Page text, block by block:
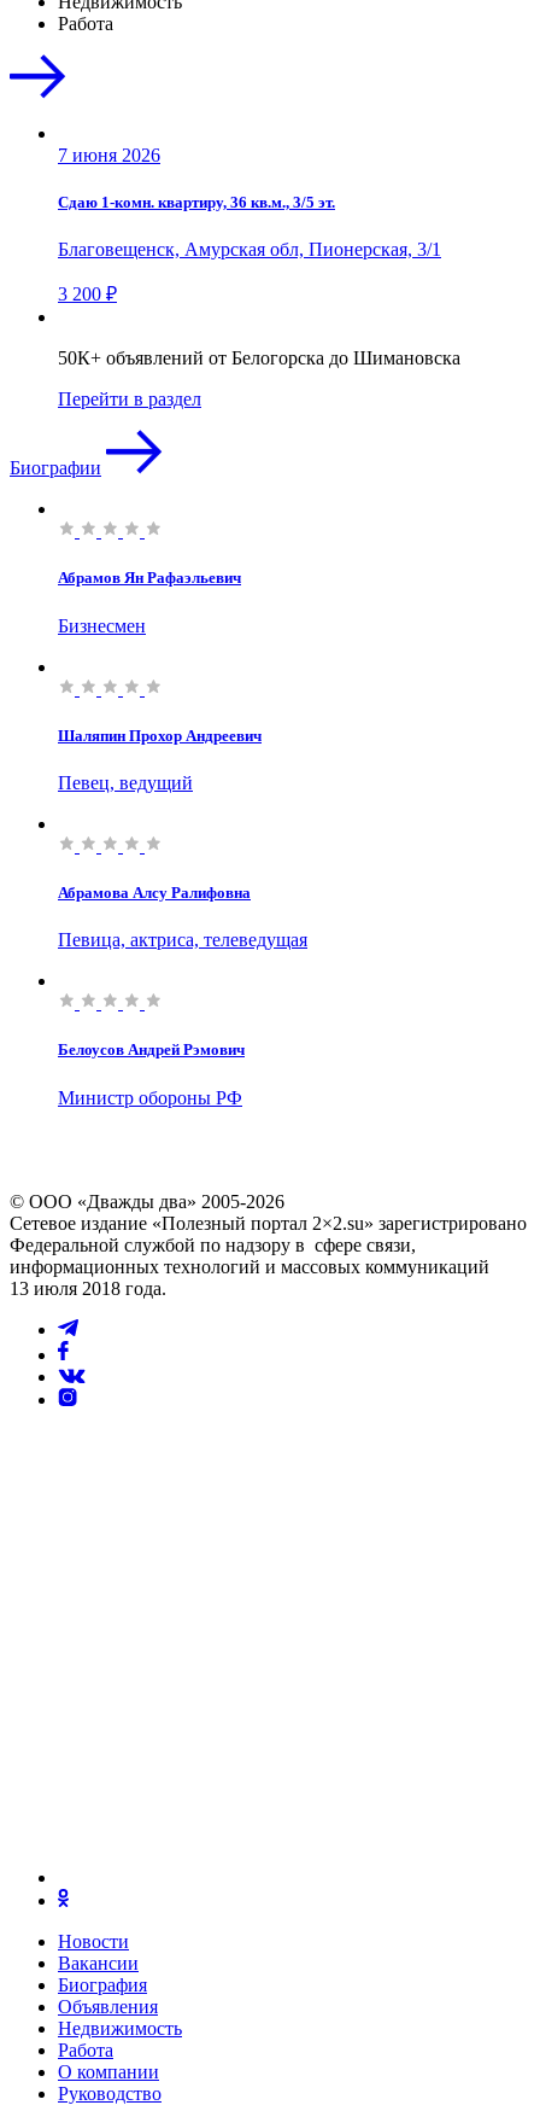
Работа
7 июня 2026
Сдаю 1-комн. квартиру, 36 кв.м., 3/5 эт.
Благовещенск, Амурская обл, Пионерская, 3/1
3 200 ₽
50К+ объявлений от Белогорска до Шимановска
Перейти в раздел
Биографии
Абрамов Ян Рафаэльевич
Бизнесмен
Шаляпин Прохор Андреевич
Певец, ведущий
Абрамова Алсу Ралифовна
Певица, актриса, телеведущая
Белоусов Андрей Рэмович
Министр обороны РФ
© ООО «Дважды два» 2005-2026
Сетевое издание «Полезный портал 2×2.su» зарегистрировано
Федеральной службой по надзору в сфере связи,
информационных технологий и массовых коммуникаций
13 июля 2018 года.
Новости
Вакансии
Биография
Объявления
Недвижимость
Работа
О компании
Руководство